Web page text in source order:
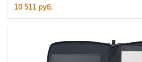
10 511 руб.